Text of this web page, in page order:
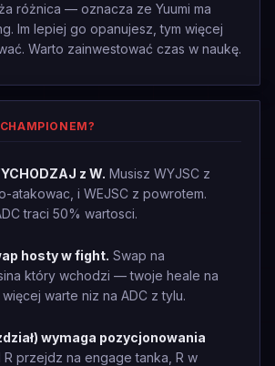
różnica — oznacza ze Yuumi ma
Im lepiej go opanujesz, tym więcej
Warto zainwestować czas w naukę.
z W. Musisz WYJSC z
atakowac, i WEJSC z powrotem.
traci 50% wartosci.
hosty w fight. Swap na
który wchodzi — twoje heale na
warte niz na ADC z tylu.
wymaga pozycjonowania
R przejdz na engage tanka, R w